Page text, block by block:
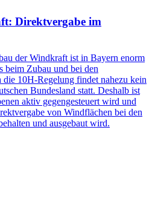
Direktvergabe im
der Windkraft ist in Bayern enorm
beim Zubau und bei den
die 10H-Regelung findet nahezu kein
Bundesland statt. Deshalb ist
aktiv gegengesteuert wird und
von Windflächen bei den
und ausgebaut wird.